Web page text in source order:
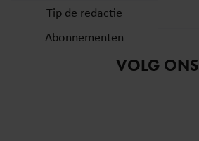
Tip de redactie
Abonnementen
VOLG ONS